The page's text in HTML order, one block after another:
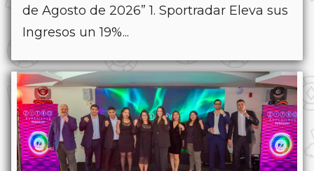
de Agosto de 2026” 1. Sportradar Eleva sus
Ingresos un 19%...